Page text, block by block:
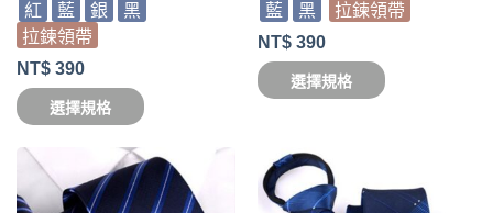
紅 藍 銀
黑
拉鍊領帶
NT$ 390
選擇規格
藍 黑
拉鍊領帶
NT$ 390
選擇規格